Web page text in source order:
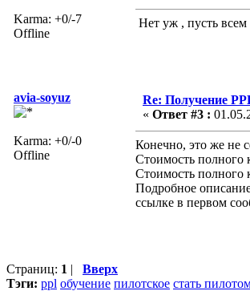
Karma: +0/-7
Offline
Нет уж , пусть всем
avia-soyuz
Karma: +0/-0
Offline
Re: Получение
« Ответ #3 :
Конечно, это же не
Стоимость полного
Стоимость полного
Подробное
ссылке в первом
Страниц: 1 | Вверх
Тэги: ppl обучение пилотское стать